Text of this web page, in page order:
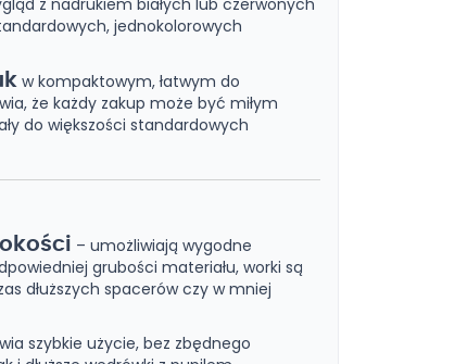
z nadrukiem białych lub czerwonych
jednokolorowych
w kompaktowym, łatwym do
że każdy zakup może być miłym
do większości standardowych
– umożliwiają wygodne
grubości materiału, worki są
dłuższych spacerów czy w mniej
szybkie użycie, bez zbędnego